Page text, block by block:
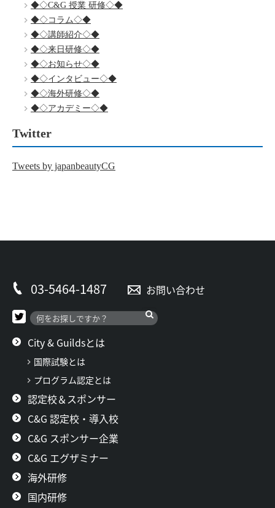
◆◇C&G 授業 研修◇◆
◆◇コラム◇◆
◆◇講師紹介◇◆
◆◇来日研修◇◆
◆◇お知らせ◇◆
◆◇インタビュー◇◆
◆◇海外研修◇◆
◆◇アカデミー◇◆
Twitter
Tweets by japanbeautyCG
03-5464-1487 お問い合わせ
City & Guildsとは
国際試験とは
プログラム認定とは
認定校＆スポンサー
C&G 認定校・導入校
C&G スポンサー企業
C&G エグザミナー
海外研修
国内研修